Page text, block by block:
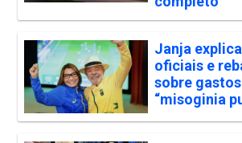
Janja
oficiais e
sobre
“misoginia